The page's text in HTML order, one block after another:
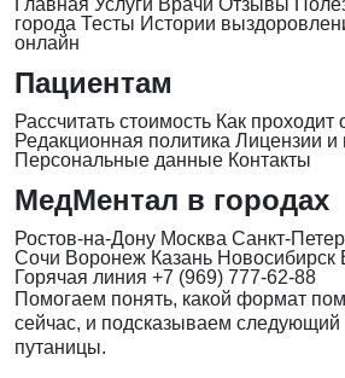
города Тесты Истории
онлайн
Пациентам
Рассчитать стоимость Как
Редакционная политика Лицензии
Персональные данные Контакты
МедМентал в городах
Ростов-на-Дону Москва Санкт-
Сочи Воронеж Казань Новосибирск
Горячая линия +7 (969) 777-62-88
Помогаем понять, какой формат
сейчас, и подсказываем
путаницы.